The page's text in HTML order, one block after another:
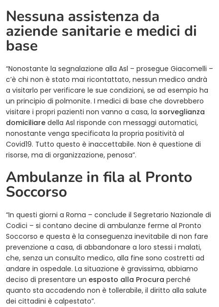
Nessuna assistenza da
aziende sanitarie e medici di
base
“Nonostante la segnalazione alla Asl – prosegue Giacomelli –
c’è chi non è stato mai ricontattato, nessun medico andrà
a visitarlo per verificare le sue condizioni, se ad esempio ha
un principio di polmonite. I medici di base che dovrebbero
visitare i propri pazienti non vanno a casa, la sorveglianza
domiciliare della Asl risponde con messaggi automatici,
nonostante venga specificata la propria positività al
Covid19. Tutto questo è inaccettabile. Non è questione di
risorse, ma di organizzazione, penosa”.
Ambulanze in fila al Pronto
Soccorso
“In questi giorni a Roma – conclude il Segretario Nazionale di
Codici – si contano decine di ambulanze ferme al Pronto
Soccorso e questa è la conseguenza inevitabile di non fare
prevenzione a casa, di abbandonare a loro stessi i malati,
che, senza un consulto medico, alla fine sono costretti ad
andare in ospedale. La situazione è gravissima, abbiamo
deciso di presentare un esposto alla Procura perché
quanto sta accadendo non è tollerabile, il diritto alla salute
dei cittadini è calpestato”.